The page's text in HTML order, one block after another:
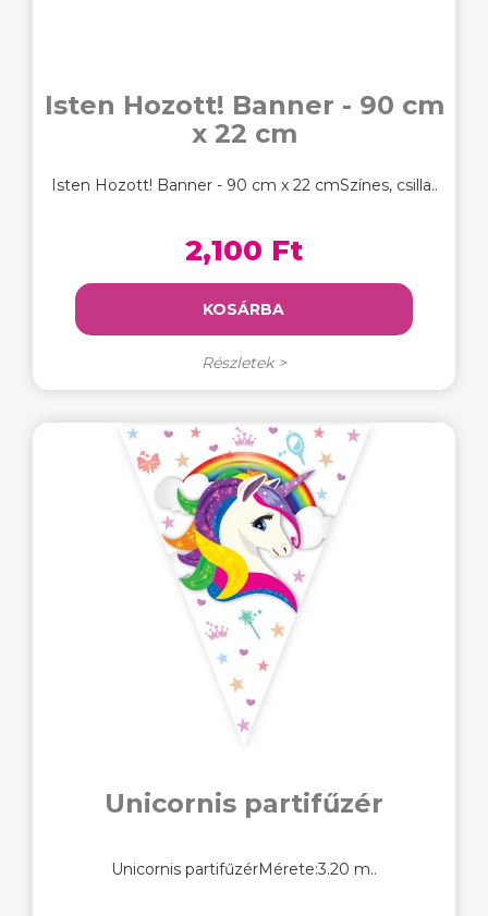
Isten Hozott! Banner - 90 cm
x 22 cm
Isten Hozott! Banner - 90 cm x 22 cmSzínes, csilla..
2,100 Ft
KOSÁRBA
Részletek >
Unicornis partifűzér
Unicornis partifűzérMérete:3.20 m..